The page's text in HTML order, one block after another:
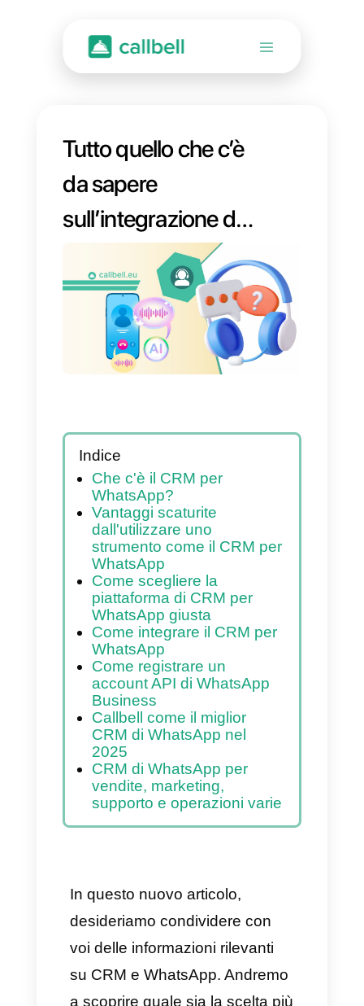
Tutto quello che c’è
da sapere
sull’integrazione di
WhatsApp con un
CRM nel 2025
Indice
Che c'è il CRM per
WhatsApp?
Vantaggi scaturite
dall'utilizzare uno
strumento come il CRM per
WhatsApp
Come scegliere la
piattaforma di CRM per
WhatsApp giusta
Come integrare il CRM per
WhatsApp
Come registrare un
CRM di WhatsApp nel
2025
CRM di WhatsApp per
vendite, marketing,
supporto e operazioni varie